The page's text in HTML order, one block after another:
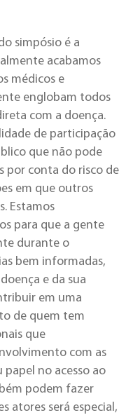
simpósio é a
acabamos
médicos e
englobam todos
com a doença.
de participação
que não pode
por conta do risco de
em que outros
Estamos
para que a gente
durante o
bem informadas,
e da sua
em uma
de quem tem
que
com as
papel no acesso ao
podem fazer
atores será especial,